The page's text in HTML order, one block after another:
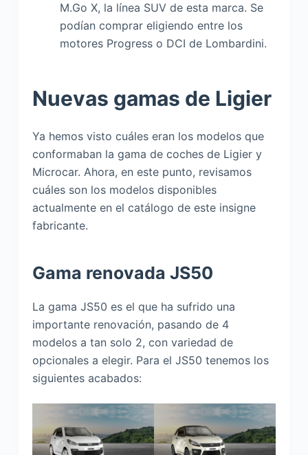
M.Go X, la línea SUV de esta marca. Se
podían comprar eligiendo entre los
motores Progress o DCI de Lombardini.
Nuevas gamas de Ligier
Ya hemos visto cuáles eran los modelos que
conformaban la gama de coches de Ligier y
Microcar. Ahora, en este punto, revisamos
cuáles son los modelos disponibles
actualmente en el catálogo de este insigne
fabricante.
Gama renovada JS50
La gama JS50 es el que ha sufrido una
importante renovación, pasando de 4
modelos a tan solo 2, con variedad de
opcionales a elegir. Para el JS50 tenemos los
siguientes acabados: